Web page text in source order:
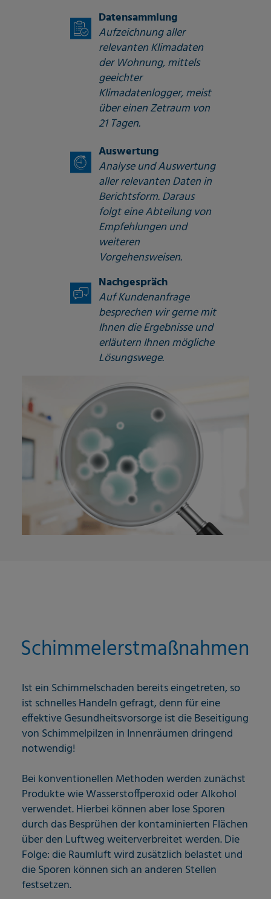
Datensammlung
Aufzeichnung aller
relevanten Klimadaten
der Wohnung, mittels
geeichter
Klimadatenlogger, meist
über einen Zetraum von
21 Tagen.
Auswertung
Analyse und Auswertung
aller relevanten Daten in
Berichtsform. Daraus
folgt eine Abteilung von
Empfehlungen und
weiteren
Vorgehensweisen.
Nachgespräch
Auf Kundenanfrage
besprechen wir gerne mit
Ihnen die Ergebnisse und
erläutern Ihnen mögliche
Lösungswege.
Schimmelerstmaßnahmen
Ist ein Schimmelschaden bereits eingetreten, so
ist schnelles Handeln gefragt, denn für eine
effektive Gesundheitsvorsorge ist die Beseitigung
von Schimmelpilzen in Innenräumen dringend
notwendig!
Bei konventionellen Methoden werden zunächst
Produkte wie Wasserstoffperoxid oder Alkohol
verwendet. Hierbei können aber lose Sporen
durch das Besprühen der kontaminierten Flächen
über den Luftweg weiterverbreitet werden. Die
Folge: die Raumluft wird zusätzlich belastet und
die Sporen können sich an anderen Stellen
festsetzen.